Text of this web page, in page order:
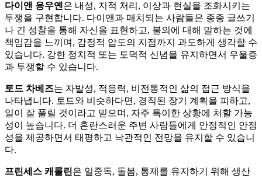
다이앤 응우옌은 내성, 지적 처리, 이상과 현실을 조화시키는
투쟁을 구현합니다. 다이앤과 매치되는 사람들은 종종 글쓰기
나 긴 성찰을 통해 자신을 표현하고, 불의에 대해 말하는 것에
책임감을 느끼며, 감정적 압도의 지점까지 과도하게 생각할 수
있습니다. 강한 정치적 또는 도덕적 신념을 유지하면서 우울증
과 투쟁할 수 있습니다.
토드 차베즈는 자발성, 적응력, 비전통적인 삶의 접근 방식을
나타냅니다. 토드와 비슷하다면, 경직된 장기 계획을 피하고,
일이 잘 풀릴 것이라고 믿으며, 자주 특이한 상황에 처할 가능
성이 높습니다. 더 혼란스러운 주변 사람들에게 안정적인 안정
성을 제공하면서 태평하고 낙관적인 전망을 유지할 수 있습니
다.
프린세스 캐롤린은 일중독, 돌봄, 통제를 유지하기 위해 생산